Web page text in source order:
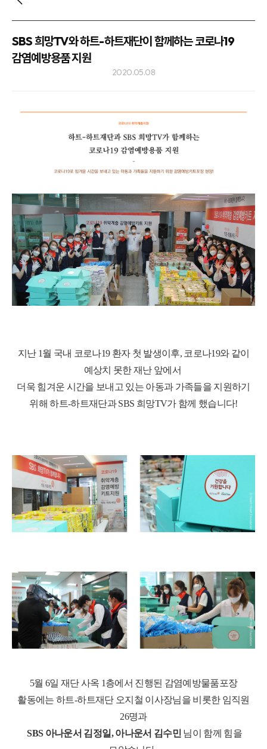
SBS 희망TV와 하트-하트재단이 함께하는 코로나19
감염예방용품 지원
2020.05.08
지난 1월 국내 코로나19 환자 첫 발생이후, 코로나19와 같이
예상치 못한 재난 앞에서
더욱 힘겨운 시간을 보내고 있는 아동과 가족들을 지원하기
위해 하트-하트재단과SBS 희망TV가 함께 했습니다!
5월 6일 재단 사옥 1층에서 진행된 감염예방물품포장
활동에는 하트-하트재단 오지철 이사장님을 비롯한 임직원
26명과
SBS 아나운서 김정일,아나운서 김수민 님이 함께 힘을